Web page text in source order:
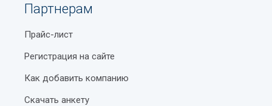
Партнерам
Прайс-лист
Регистрация на сайте
Как добавить компанию
Скачать анкету